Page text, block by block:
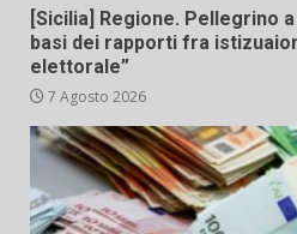
[Sicilia] Regione. Pellegrino
basi dei rapporti fra
elettorale”
7 Agosto 2026